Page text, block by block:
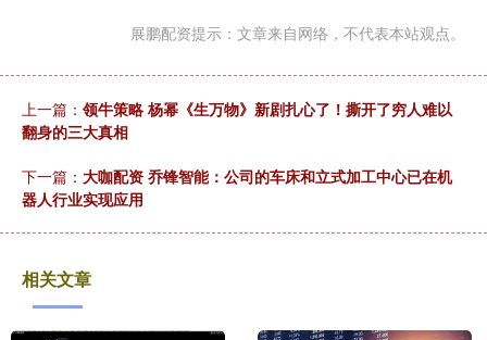
展鹏配资提示：文章来自网络，不代表本站观点。
上一篇： 领牛策略 杨幂《生万物》新剧扎心了！撕开了穷人难以
翻身的三大真相
下一篇： 大咖配资 乔锋智能：公司的车床和立式加工中心已在机
器人行业实现应用
相关文章